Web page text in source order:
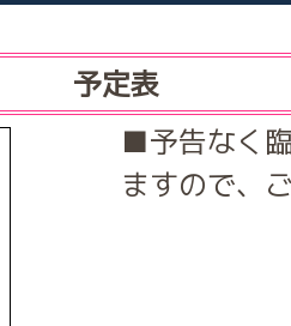
予定表
■予告なく
ますので、